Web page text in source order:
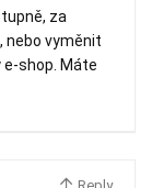
za
nebo vyměnit
e-shop. Máte